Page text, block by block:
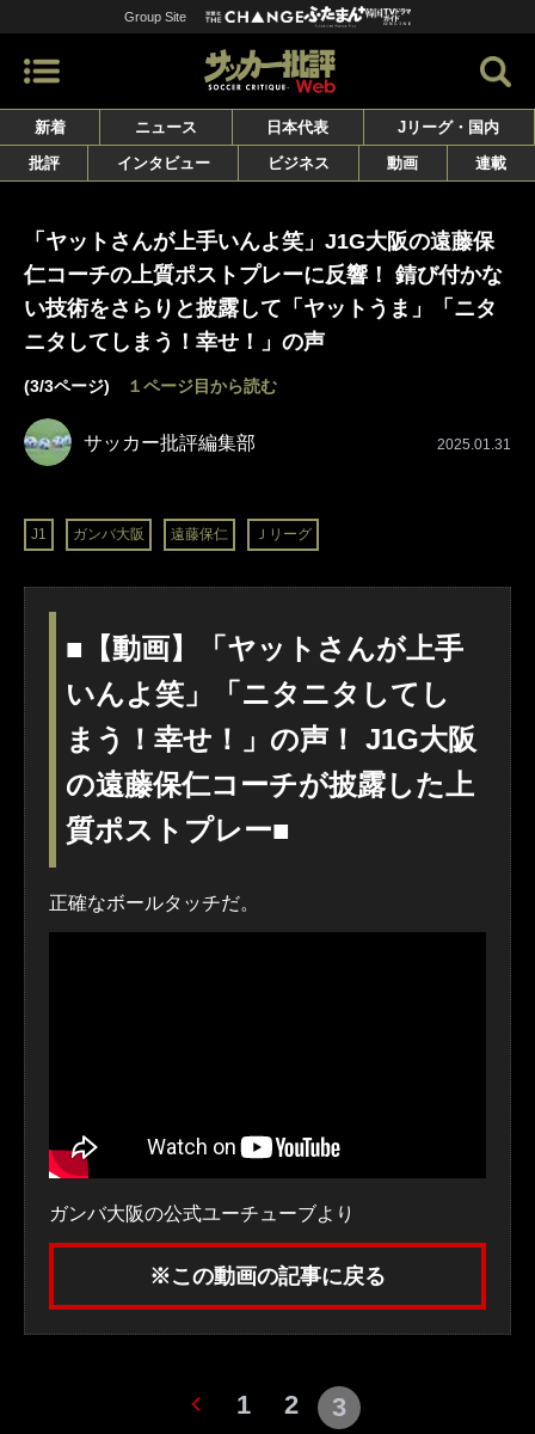
Group Site
新着 ニュース 日本代表
Jリーグ・国内
批評
インタビュー ビジネス 動画 連載
「ヤットさんが上手いんよ笑」J1G大阪の遠藤保
仁コーチの上質ポストプレーに反響！ 錆び付かな
い技術をさらりと披露して「ヤットうま」「ニタ
ニタしてしまう！幸せ！」の声
(3/3ページ) １ページ目から読む
サッカー批評編集部 2025.01.31
J1 ガンバ大阪 遠藤保仁 Ｊリーグ
■【動画】「ヤットさんが上手
いんよ笑」「ニタニタしてし
まう！幸せ！」の声！ J1G大阪
の遠藤保仁コーチが披露した上
質ポストプレー■
正確なボールタッチだ。
ガンバ大阪の公式ユーチューブより
※この動画の記事に戻る
1 2 3